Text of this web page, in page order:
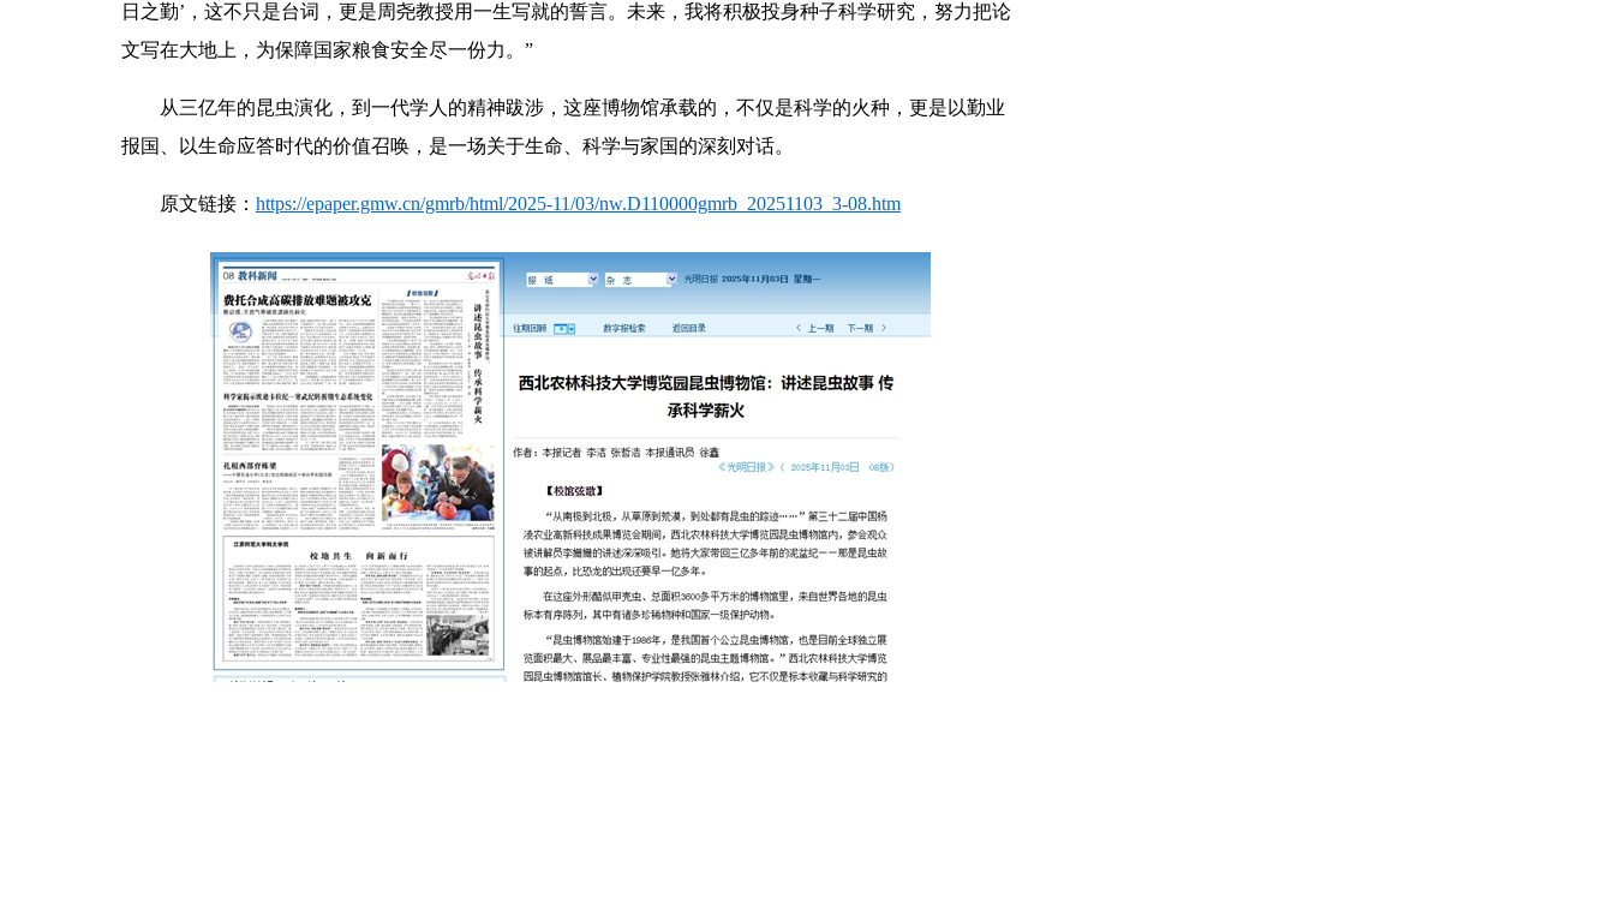
日之勤’，这不只是台词，更是周尧教授用一生写就的誓言。未来，我将积极投身种子科学研究，努力把论
文写在大地上，为保障国家粮食安全尽一份力。”
从三亿年的昆虫演化，到一代学人的精神跋涉，这座博物馆承载的，不仅是科学的火种，更是以勤业
报国、以生命应答时代的价值召唤，是一场关于生命、科学与家国的深刻对话。
原文链接： https://epaper.gmw.cn/gmrb/html/2025-11/03/nw.D110000gmrb_20251103_3-08.htm